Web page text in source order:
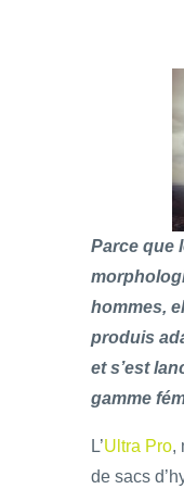
Parce que
hommes,
produis
et s’est
gamme
L’Ultra Pro,
de sacs